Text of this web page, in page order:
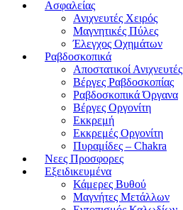
Ασφαλείας
Ανιχνευτές Χειρός
Μαγνητικές Πύλες
Έλεγχος Οχημάτων
Ραβδοσκοπικά
Αποστατικοί Ανιχνευτές
Βέργες Ραβδοσκοπίας
Ραβδοσκοπικά Όργανα
Βέργες Οργονίτη
Εκκρεμή
Εκκρεμές Οργονίτη
Πυραμίδες – Chakra
Νεες Προσφορες
Εξειδικευμένα
Κάμερες Βυθού
Μαγνήτες Μετάλλων